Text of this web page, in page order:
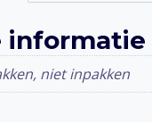
informatie
niet inpakken